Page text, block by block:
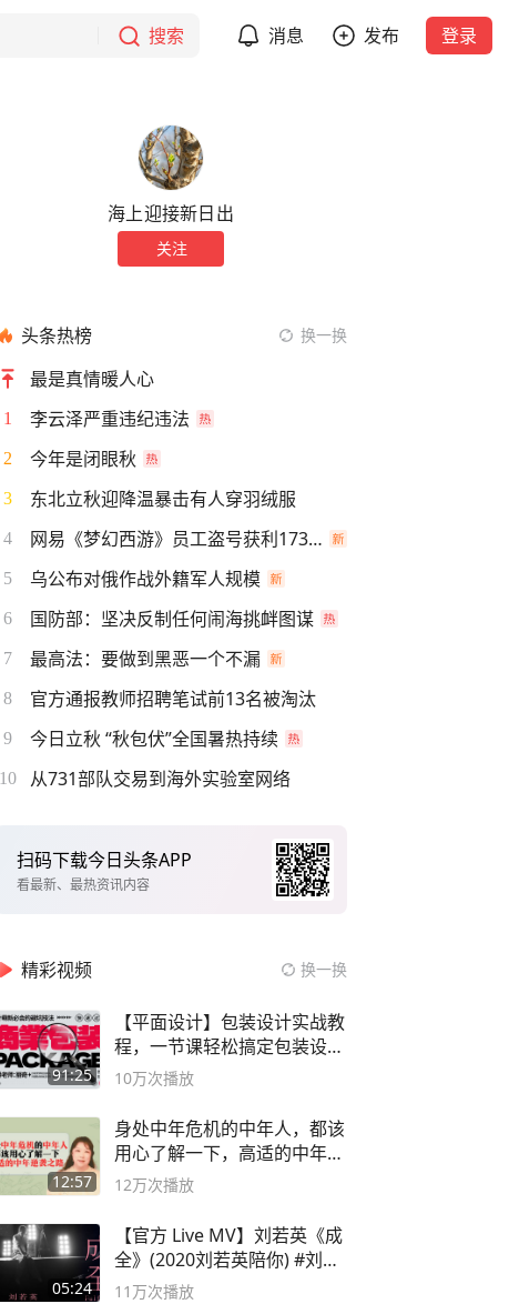
搜索 消息 发布 登录
海上迎接新日出
关注
头条热榜 换一换
最是真情暖人心
1 李云泽严重违纪违法
2 今年是闭眼秋
3 东北立秋迎降温暴击有人穿羽绒服
4 网易《梦幻西游》员工盗号获利173万
5 乌公布对俄作战外籍军人规模
6 国防部：坚决反制任何闹海挑衅图谋
7 最高法：要做到黑恶一个不漏
8 官方通报教师招聘笔试前13名被淘汰
9 今日立秋 “秋包伏”全国暑热持续
10 从731部队交易到海外实验室网络
扫码下载今日头条APP
看最新、最热资讯内容
精彩视频 换一换
91:25
【平面设计】包装设计实战教
程，一节课轻松搞定包装设计
流程！
10万次播放
12:57
身处中年危机的中年人，都该
用心了解一下，高适的中年逆
袭之路
12万次播放
05:24
【官方 Live MV】刘若英《成
全》(2020刘若英陪你) #刘若
英 #成全
11万次播放